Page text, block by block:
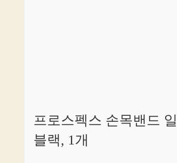
프로스펙스 손목밴드
블랙, 1개